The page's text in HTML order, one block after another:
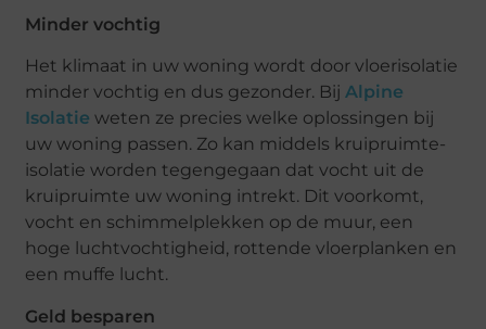
Minder vochtig
Het klimaat in uw woning wordt door vloerisolatie
minder vochtig en dus gezonder. BijAlpine
Isolatie weten ze precies welke oplossingen bij
uw woning passen. Zo kan middels kruipruimte-
isolatie worden tegengegaan dat vocht uit de
kruipruimte uw woning intrekt. Dit voorkomt,
vocht en schimmelplekken op de muur, een
hoge luchtvochtigheid, rottende vloerplanken en
een muffe lucht.
Geld besparen